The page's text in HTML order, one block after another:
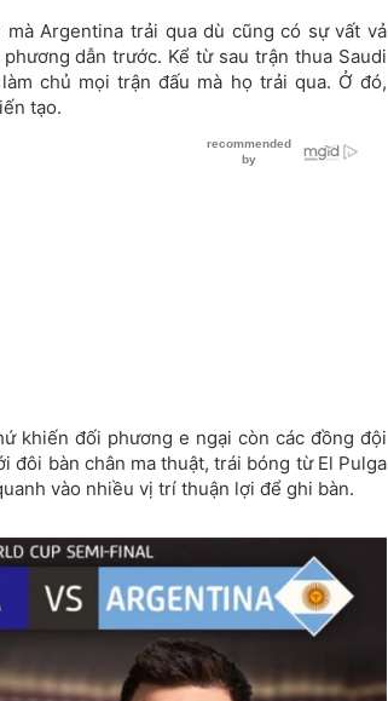
mà Argentina trải qua dù cũng có sự vất vả
dẫn trước. Kể từ sau trận thua Saudi
chủ mọi trận đấu mà họ trải qua. Ở đó,
tạo.
khiến đối phương e ngại còn các đồng đội
đôi bàn chân ma thuật, trái bóng từ El Pulga
vào nhiều vị trí thuận lợi để ghi bàn.